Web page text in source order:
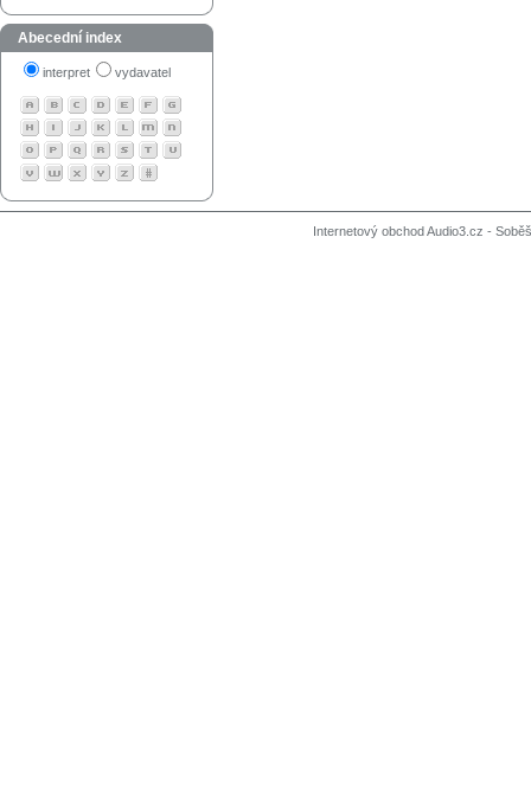
Abecední index
interpret vydavatel
Internetový obchod Audio3.cz -